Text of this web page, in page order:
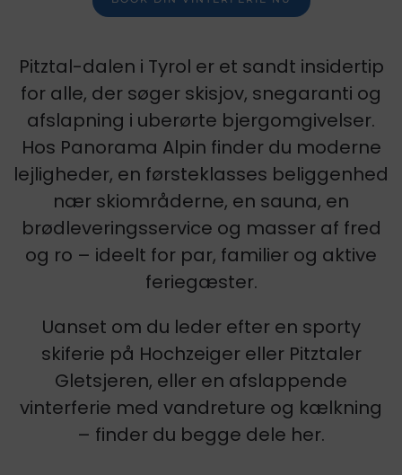
Pitztal-dalen i Tyrol er et sandt insidertip
for alle, der søger skisjov, snegaranti og
afslapning i uberørte bjergomgivelser.
Hos Panorama Alpin finder du moderne
lejligheder, en førsteklasses beliggenhed
nær skiområderne, en sauna, en
brødleveringsservice og masser af fred
og ro – ideelt for par, familier og aktive
feriegæster.
Uanset om du leder efter en sporty
skiferie på Hochzeiger eller Pitztaler
Gletsjeren, eller en afslappende
vinterferie med vandreture og kælkning
– finder du begge dele her.